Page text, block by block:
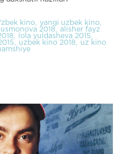
kino
yangi uzbek kino
2018
alisher fayz
lola yuldasheva 2015
uzbek kino 2018
uz kino